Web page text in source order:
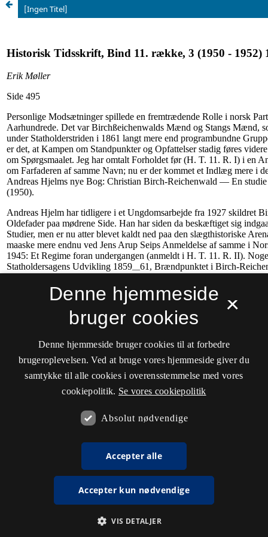
[Ingen Titel]
×
Denne hjemmeside
bruger cookies
Denne hjemmeside bruger cookies til at forbedre
brugeroplevelsen. Ved at bruge vores hjemmeside giver du
samtykke til alle cookies i overensstemmelse med vores
cookiepolitik. Se vores cookiepolitik
Absolut nødvendige
Accepter alle
Accepter kun nødvendige
VIS DETALJER